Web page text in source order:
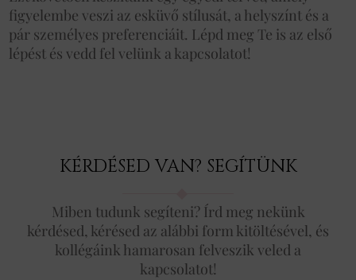
figyelembe veszi az esküvő stílusát, a helyszínt és a
pár személyes preferenciáit. Lépd meg Te is az első
lépést és vedd fel velünk a kapcsolatot!
KÉRDÉSED VAN? SEGÍTÜNK
Miben tudunk segíteni? Írd meg nekünk
kérdésed, kérésed az alábbi form kitöltésével, és
kollégáink hamarosan felveszik veled a
kapcsolatot!